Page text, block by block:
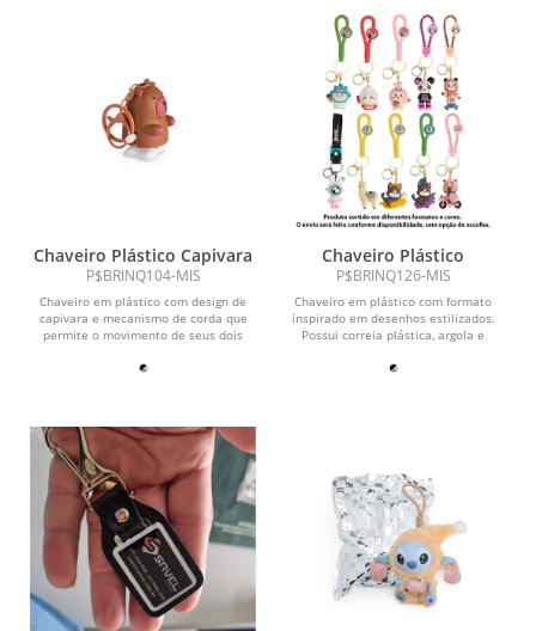
Chaveiro Plástico Capivara
P$BRINQ104-MIS
Chaveiro em plástico com design de
capivara e mecanismo de corda que
permite o movimento de seus dois
Chaveiro Plástico
P$BRINQ126-MIS
Chaveiro em plástico com formato
inspirado em desenhos estilizados.
Possui correia plástica, argola e